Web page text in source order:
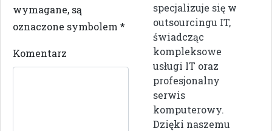
wymagane, są
oznaczone symbolem *
Komentarz
specjalizuje się w
outsourcingu IT,
świadcząc
kompleksowe
usługi IT oraz
profesjonalny
serwis
komputerowy.
Dzięki naszemu